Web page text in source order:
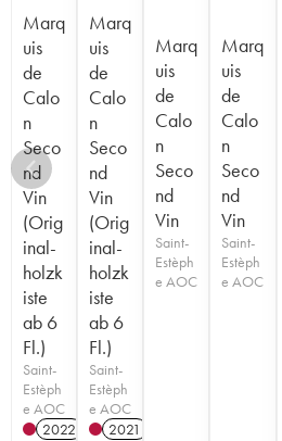
Marq
uis
de
Calo
n
Seco
nd
Vin
(Orig
inal-
holzk
iste
ab 6
Fl.)
Saint-
Estèph
e AOC
2022
T
Marq
uis
de
Calo
n
Seco
nd
Vin
(Orig
inal-
holzk
iste
ab 6
Fl.)
Saint-
Estèph
e AOC
2021
Marq
uis
de
Calo
n
Seco
nd
Vin
Saint-
Estèph
e AOC
Marq
uis
de
Calo
n
Seco
nd
Vin
Saint-
Estèph
e AOC